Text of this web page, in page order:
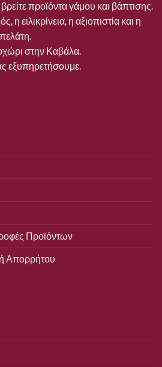
προϊόντα γάμου και βάπτισης.
η ειλικρίνεια, η αξιοπιστία και η
στην Καβάλα.
εξυπηρετήσουμε.
Προϊόντων
Απορρήτου